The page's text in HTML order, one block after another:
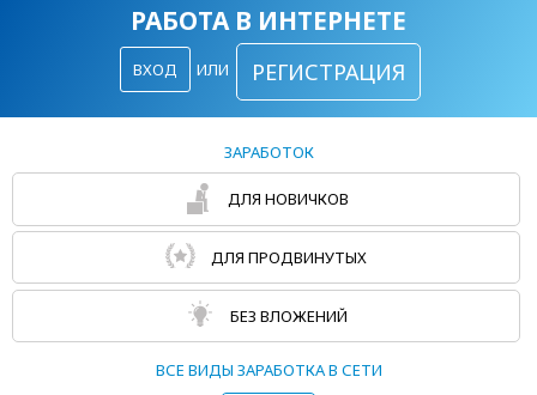
РАБОТА В ИНТЕРНЕТЕ
ВХОД ИЛИ РЕГИСТРАЦИЯ
ЗАРАБОТОК
ДЛЯ НОВИЧКОВ
ДЛЯ ПРОДВИНУТЫХ
БЕЗ ВЛОЖЕНИЙ
ВСЕ ВИДЫ ЗАРАБОТКА В СЕТИ